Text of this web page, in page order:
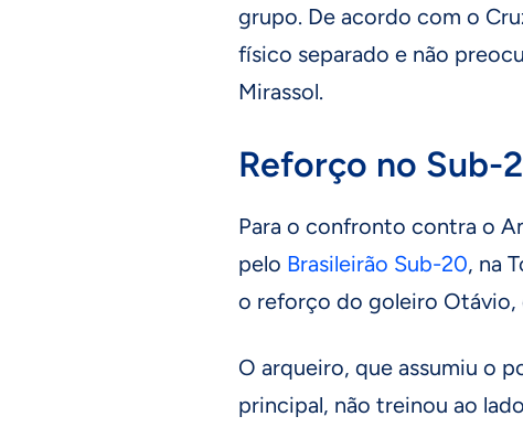
grupo. De acordo com o
físico separado e não
Mirassol.
Reforço no Sub-
Para o confronto contra o
pelo Brasileirão Sub-20, na
o reforço do goleiro Otávio,
O arqueiro, que assumiu o
principal, não treinou ao